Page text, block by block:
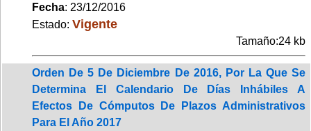
Fecha: 23/12/2016
Estado: Vigente
Tamaño:24 kb
Orden De 5 De Diciembre De 2016, Por La Que Se
Determina El Calendario De Días Inhábiles A
Efectos De Cómputos De Plazos Administrativos
Para El Año 2017